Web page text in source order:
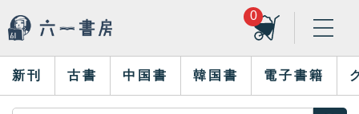
0
新刊 古書 中国書 韓国書 電子書籍